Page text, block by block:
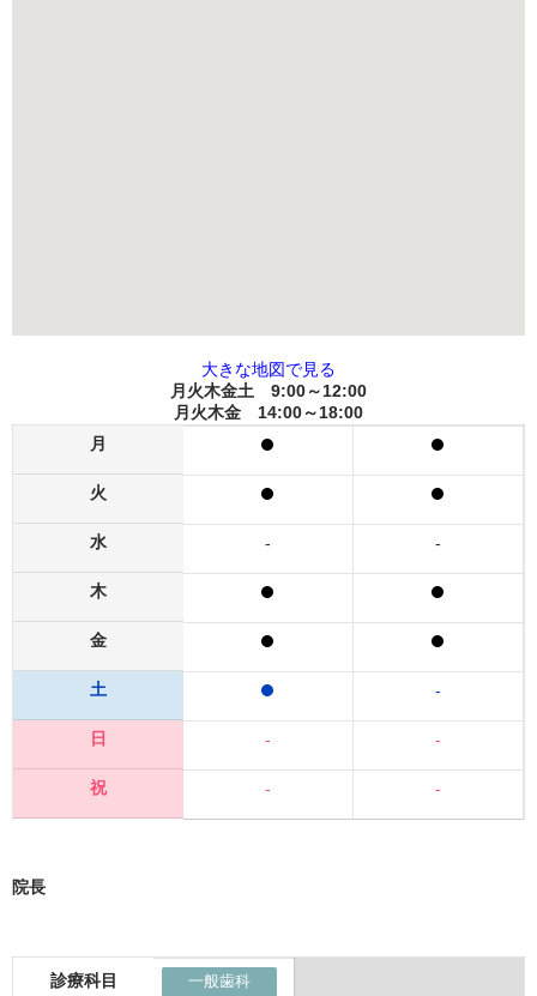
大きな地図で見る
月火木金土 9:00～12:00
月火木金 14:00～18:00
月
火
水
木
金
土
日
祝
-
-
-
-
-
-
-
院長
診療科目 一般歯科